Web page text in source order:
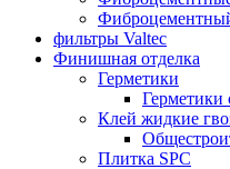
фильтры Valtec
Финишная отделка
Герметики
Герметики
Клей жидкие
Плитка SPC